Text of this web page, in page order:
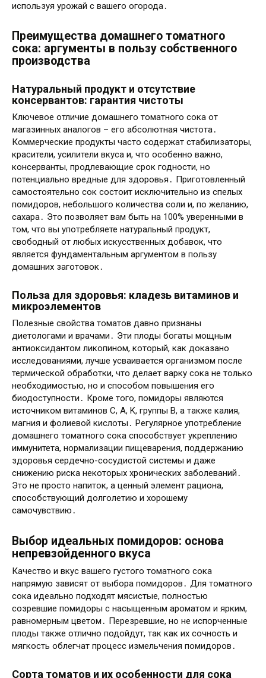
используя урожай с вашего огорода․
Преимущества домашнего томатного
сока: аргументы в пользу собственного
производства
Натуральный продукт и отсутствие
консервантов: гарантия чистоты
Ключевое отличие домашнего томатного сока от
магазинных аналогов – его абсолютная чистота․
Коммерческие продукты часто содержат стабилизаторы,
красители, усилители вкуса и, что особенно важно,
консерванты, продлевающие срок годности, но
потенциально вредные для здоровья․ Приготовленный
самостоятельно сок состоит исключительно из спелых
помидоров, небольшого количества соли и, по желанию,
сахара․ Это позволяет вам быть на 100% уверенными в
том, что вы употребляете натуральный продукт,
свободный от любых искусственных добавок, что
является фундаментальным аргументом в пользу
домашних заготовок․
Польза для здоровья: кладезь витаминов и
микроэлементов
Полезные свойства томатов давно признаны
диетологами и врачами․ Эти плоды богаты мощным
антиоксидантом ликопином, который, как доказано
исследованиями, лучше усваивается организмом после
термической обработки, что делает варку сока не только
необходимостью, но и способом повышения его
биодоступности․ Кроме того, помидоры являются
источником витаминов C, A, K, группы B, а также калия,
магния и фолиевой кислоты․ Регулярное употребление
домашнего томатного сока способствует укреплению
иммунитета, нормализации пищеварения, поддержанию
здоровья сердечно-сосудистой системы и даже
снижению риска некоторых хронических заболеваний․
Это не просто напиток, а ценный элемент рациона,
способствующий долголетию и хорошему
самочувствию․
Выбор идеальных помидоров: основа
непревзойденного вкуса
Качество и вкус вашего густого томатного сока
напрямую зависят от выбора помидоров․ Для томатного
сока идеально подходят мясистые, полностью
созревшие помидоры с насыщенным ароматом и ярким,
равномерным цветом․ Перезревшие, но не испорченные
плоды также отлично подойдут, так как их сочность и
мягкость облегчат процесс измельчения помидоров․
Сорта томатов и их особенности для сока